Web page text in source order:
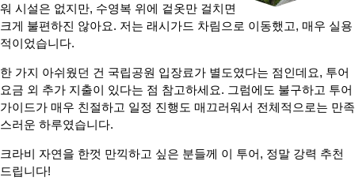
워 시설은 없지만, 수영복 위에 겉옷만 걸치면
크게 불편하진 않아요. 저는 래시가드 차림으로 이동했고, 매우 실용
적이었습니다.
한 가지 아쉬웠던 건 국립공원 입장료가 별도였다는 점인데요, 투어
요금 외 추가 지출이 있다는 점 참고하세요. 그럼에도 불구하고 투어
가이드가 매우 친절하고 일정 진행도 매끄러워서 전체적으로는 만족
스러운 하루였습니다.
크라비 자연을 한껏 만끽하고 싶은 분들께 이 투어, 정말 강력 추천
드립니다!